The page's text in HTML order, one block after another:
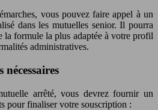
vous pouvez faire appel à un
dans les mutuelles senior. Il pourra
la formule la plus adaptée à votre profil
administratives.
arrêté, vous devrez fournir un
pour finaliser votre souscription :